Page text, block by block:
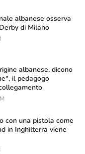
albanese osserva
di Milano
albanese, dicono
il pedagogo
con una pistola come
in Inghilterra viene